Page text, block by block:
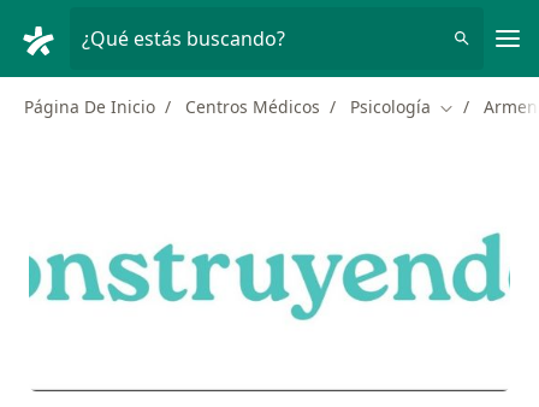
¿Qué estás buscando?
Página De Inicio Centros Médicos Psicología Cambiar de